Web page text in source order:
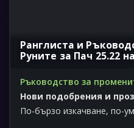
Ранглиста и
Руните за Пач 25.22
Ръководство за
Нови подобрения и
По-бързо изкачване, по-